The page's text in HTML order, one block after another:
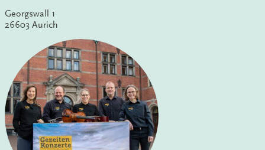
Georgswall 1
26603 Aurich